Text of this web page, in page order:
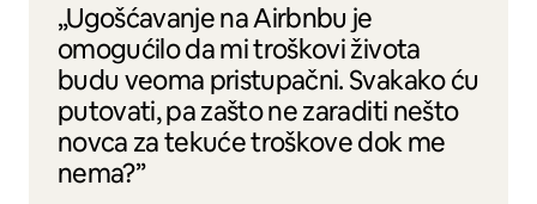
„Ugošćavanje na Airbnbu je
omogućilo da mi troškovi života
budu veoma pristupačni. Svakako ću
putovati, pa zašto ne zaraditi nešto
novca za tekuće troškove dok me
nema?”